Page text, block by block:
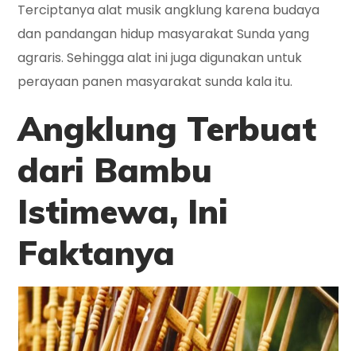
Terciptanya alat musik angklung karena budaya
dan pandangan hidup masyarakat Sunda yang
agraris. Sehingga alat ini juga digunakan untuk
perayaan panen masyarakat sunda kala itu.
Angklung Terbuat
dari Bambu
Istimewa, Ini
Faktanya